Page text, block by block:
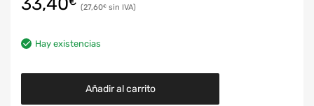
27,60€
Hay existencias
Añadir al carrito